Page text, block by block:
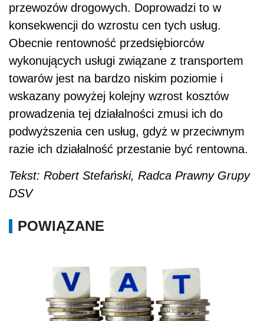
przewozów drogowych. Doprowadzi to w
konsekwencji do wzrostu cen tych usług.
Obecnie rentowność przedsiębiorców
wykonujących usługi związane z transportem
towarów jest na bardzo niskim poziomie i
wskazany powyżej kolejny wzrost kosztów
prowadzenia tej działalności zmusi ich do
podwyższenia cen usług, gdyż w przeciwnym
razie ich działalność przestanie być rentowna.
Tekst: Robert Stefański, Radca Prawny Grupy
DSV
POWIĄZANE